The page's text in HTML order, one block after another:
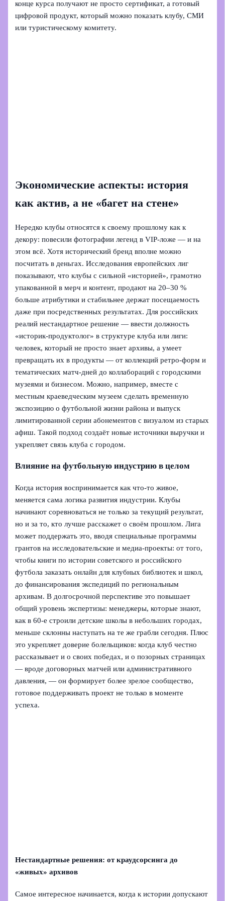
конце курса получают не просто сертификат, а готовый
цифровой продукт, который можно показать клубу, СМИ
или туристическому комитету.
Экономические аспекты: история
как актив, а не «багет на стене»
Нередко клубы относятся к своему прошлому как к
декору: повесили фотографии легенд в VIP‑ложе — и на
этом всё. Хотя исторический бренд вполне можно
посчитать в деньгах. Исследования европейских лиг
показывают, что клубы с сильной «историей», грамотно
упакованной в мерч и контент, продают на 20–30 %
больше атрибутики и стабильнее держат посещаемость
даже при посредственных результатах. Для российских
реалий нестандартное решение — ввести должность
«историк‑продуктолог» в структуре клуба или лиги:
человек, который не просто знает архивы, а умеет
превращать их в продукты — от коллекций ретро‑форм и
тематических матч‑дней до коллабораций с городскими
музеями и бизнесом. Можно, например, вместе с
местным краеведческим музеем сделать временную
экспозицию о футбольной жизни района и выпуск
лимитированной серии абонементов с визуалом из старых
афиш. Такой подход создаёт новые источники выручки и
укрепляет связь клуба с городом.
Влияние на футбольную индустрию в целом
Когда история воспринимается как что‑то живое,
меняется сама логика развития индустрии. Клубы
начинают соревноваться не только за текущий результат,
но и за то, кто лучше расскажет о своём прошлом. Лига
может поддержать это, вводя специальные программы
грантов на исследовательские и медиа‑проекты: от того,
чтобы книги по истории советского и российского
футбола заказать онлайн для клубных библиотек и школ,
до финансирования экспедиций по региональным
архивам. В долгосрочной перспективе это повышает
общий уровень экспертизы: менеджеры, которые знают,
как в 60‑е строили детские школы в небольших городах,
меньше склонны наступать на те же грабли сегодня. Плюс
это укрепляет доверие болельщиков: когда клуб честно
рассказывает и о своих победах, и о позорных страницах
— вроде договорных матчей или административного
давления, — он формирует более зрелое сообщество,
готовое поддерживать проект не только в моменте
успеха.
Нестандартные решения: от краудсорсинга до
«живых» архивов
Самое интересное начинается, когда к истории допускают